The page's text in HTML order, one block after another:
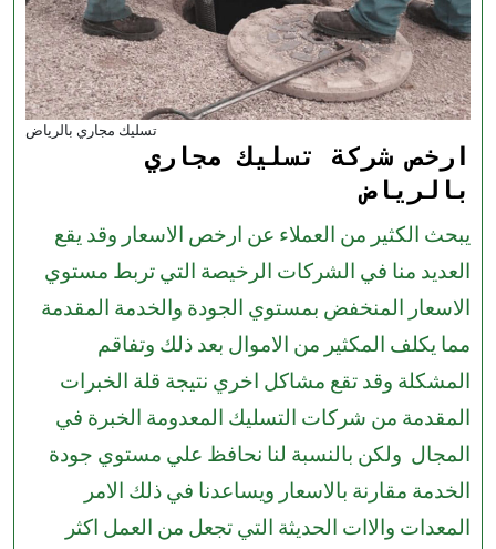
تسليك مجاري بالرياض
ارخص شركة تسليك مجاري
بالرياض
يبحث الكثير من العملاء عن ارخص الاسعار وقد يقع
العديد منا في الشركات الرخيصة التي تربط مستوي
الاسعار المنخفض بمستوي الجودة والخدمة المقدمة
مما يكلف المكثير من الاموال بعد ذلك وتفاقم
المشكلة وقد تقع مشاكل اخري نتيجة قلة الخبرات
المقدمة من شركات التسليك المعدومة الخبرة في
المجال ولكن بالنسبة لنا نحافظ علي مستوي جودة
الخدمة مقارنة بالاسعار ويساعدنا في ذلك الامر
المعدات والاات الحديثة التي تجعل من العمل اكثر